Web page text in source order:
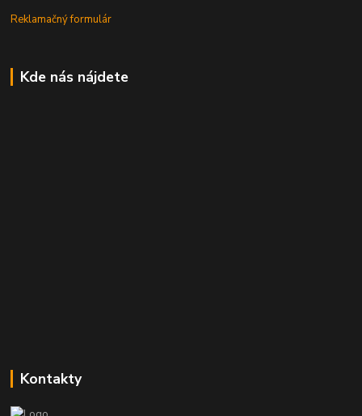
Reklamačný formulár
Kde nás nájdete
Kontakty